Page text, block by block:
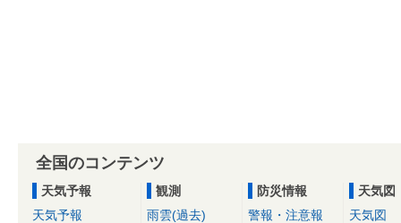
全国のコンテンツ
天気予報
天気予報
観測
雨雲(過去)
防災情報
警報・注意報
天気図
天気図